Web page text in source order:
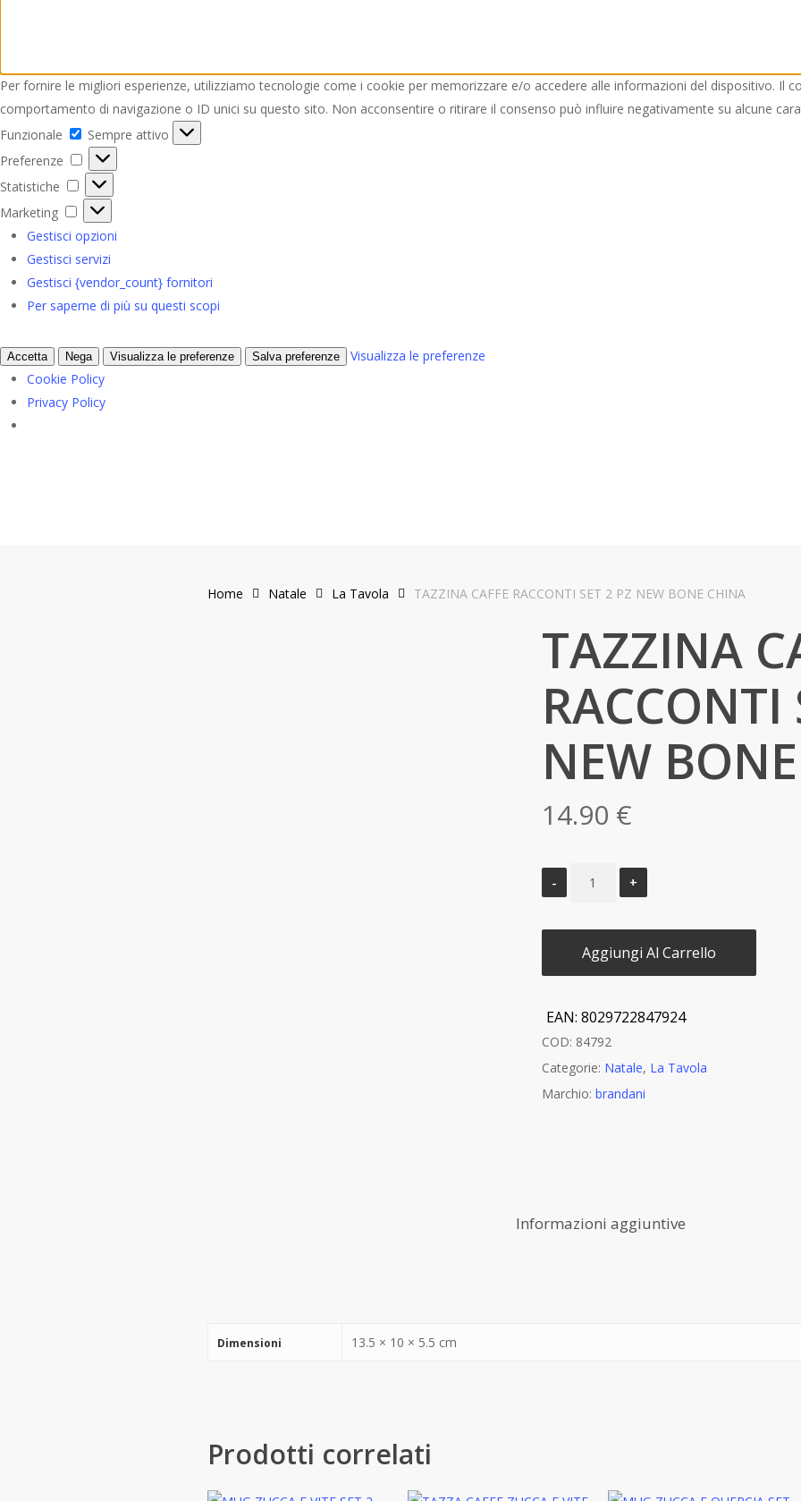
Per fornire le migliori esperienze, utilizziamo tecnologie come i cookie per memorizzare e/o accedere alle informazioni del dispositivo. Il
comportamento di navigazione o ID unici su questo sito. Non acconsentire o ritirare il consenso può influire negativamente su alcune
Funzionale
Funzionale
Sempre attivo
Preferenze
Preferenze
Statistiche
Statistiche
Marketing
Marketing
Gestisci opzioni
Gestisci servizi
Gestisci {vendor_count} fornitori
Per saperne di più su questi scopi
Accetta Nega Visualizza le preferenze Salva preferenze
Visualizza le preferenze
Cookie Policy
Privacy Policy
Home Natale La Tavola TAZZINA CAFFE RACCONTI SET 2 PZ NEW BONE CHINA
TAZZINA
RACCONTI
NEW
14.90 €
Aggiungi Al Carrello
EAN: 8029722847924
COD: 84792
Categorie: Natale, La Tavola
Marchio: brandani
Informazioni aggiuntive
Dimensioni 13.5 × 10 × 5.5 cm
Prodotti correlati